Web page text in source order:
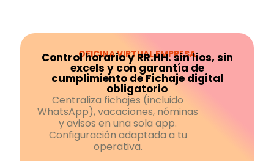
OFICINA VIRTUAL EMPRESA
Control horario y RR.HH. sin líos, sin
excels y con garantía de
cumplimiento de Fichaje digital
obligatorio
Centraliza fichajes (incluido
WhatsApp), vacaciones, nóminas
y avisos en una sola app.
Configuración adaptada a tu
operativa.